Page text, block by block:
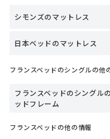
シモンズのマットレス
日本ベッドのマットレス
フランスベッドのシングルの他
フランスベッドのシングル
ッドフレーム
フランスベッドの他の情報